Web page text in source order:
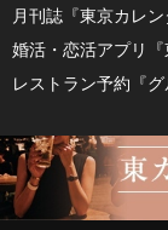
月刊誌『東京カレン
婚活・恋活アプリ『
レストラン予約『